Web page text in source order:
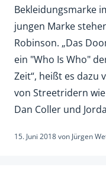
Bekleidungsmarke
jungen Marke
Robinson. „Das
ein "Who Is Who"
Zeit“, heißt es dazu
von Streetridern wie
Dan Coller und
15. Juni 2018von Jürgen